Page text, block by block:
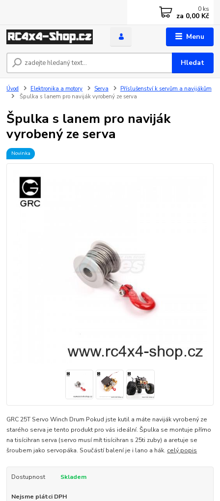
Menu
Hledat
0 ks
za 0,00 Kč
Úvod Elektronika a motory Serva
Příslušenství k servům a navijákům
Špulka s lanem pro naviják vyrobený ze serva
Špulka s lanem pro naviják
vyrobený ze serva
Novinka
GRC 25T Servo Winch Drum Pokud jste kutil a máte naviják vyrobený ze
starého serva je tento produkt pro vás ideální. Špulka se montuje přímo
na tisícihran serva (servo musí mít tisícihran s 25ti zuby) a aretuje se
šroubem jako servopáka. Součástí balení je i lano a hák. celý popis
Dostupnost Skladem
Nejsme plátci DPH